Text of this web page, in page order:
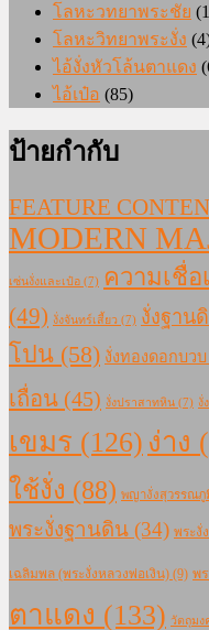
โลหะวทยาพระชัย
โลหะวิทยาพระงั่ง
ไอ้งั่งหัวโล้นตาแดง
ไอ้เป๋อ (85)
ป้ายกำกับ
FEATURE
MODERN
เซ่นงั่งและเป๋อ (7) ความเชื่อ
(49) งั่งจันทร์เสี้ยว (7) งั่งฐาน
โปน (58) งั่งทองดอกบวบ
เถื่อน (45) งั่งปราสาทหิน (7) งั่
เขมร (126) ง่าง
ใช้งั่ง (88) พญางั่งสุวรรณภู
พระงั่งฐานดิน (34) พระงั่
เฉลิมพล (พระงั่งหลวงพ่อเงิน) (9) พ
ตาแดง (133) วัตถุมง